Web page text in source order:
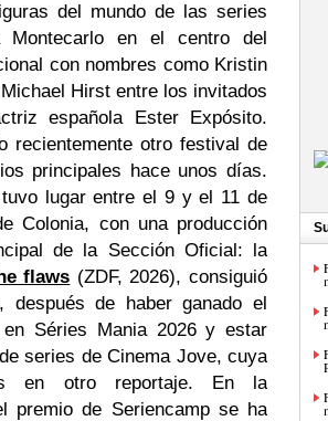
del mundo de las series
en el centro del
con nombres como Kristin
Hirst entre los invitados
española Ester Expósito.
recientemente otro festival de
principales hace unos días.
lugar entre el 9 y el 11 de
Colonia, con una producción
de la Sección Oficial: la
flaws (ZDF, 2026), consiguió
después de haber ganado el
Séries Mania 2026 y estar
series de Cinema Jove, cuya
en otro reportaje. En la
premio de Seriencamp se ha